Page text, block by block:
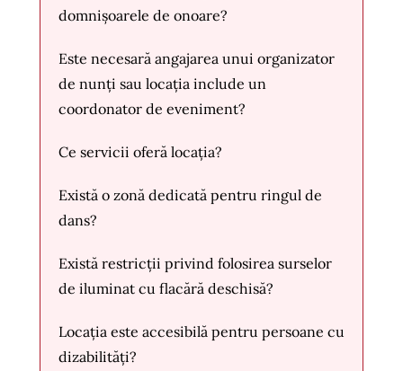
domnișoarele de onoare?
Este necesară angajarea unui organizator
de nunți sau locația include un
coordonator de eveniment?
Ce servicii oferă locația?
Există o zonă dedicată pentru ringul de
dans?
Există restricții privind folosirea surselor
de iluminat cu flacără deschisă?
Locația este accesibilă pentru persoane cu
dizabilități?